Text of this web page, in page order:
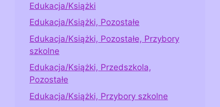
Edukacja/Książki
Edukacja/Książki, Pozostałe
Edukacja/Książki, Pozostałe, Przybory
szkolne
Edukacja/Książki, Przedszkola,
Pozostałe
Edukacja/Książki, Przybory szkolne